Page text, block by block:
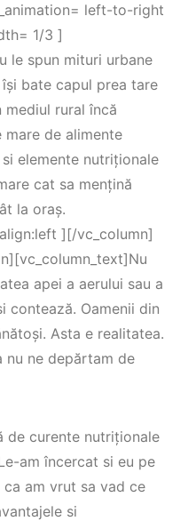
left-to-right
1/3 ]
le spun mituri urbane
bate capul prea tare
rural încă
de alimente
elemente nutriționale
cat sa mențină
la oraș.
][/vc_column]
apei a aerului sau a
contează. Oamenii din
Asta e realitatea.
nu ne depărtam de
de curente nutriționale
am încercat si eu pe
am vrut sa vad ce
si